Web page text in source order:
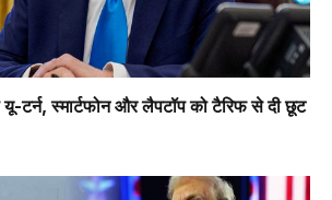
टर्न, स्मार्टफोन और लैपटॉप को टैरिफ से दी छूट